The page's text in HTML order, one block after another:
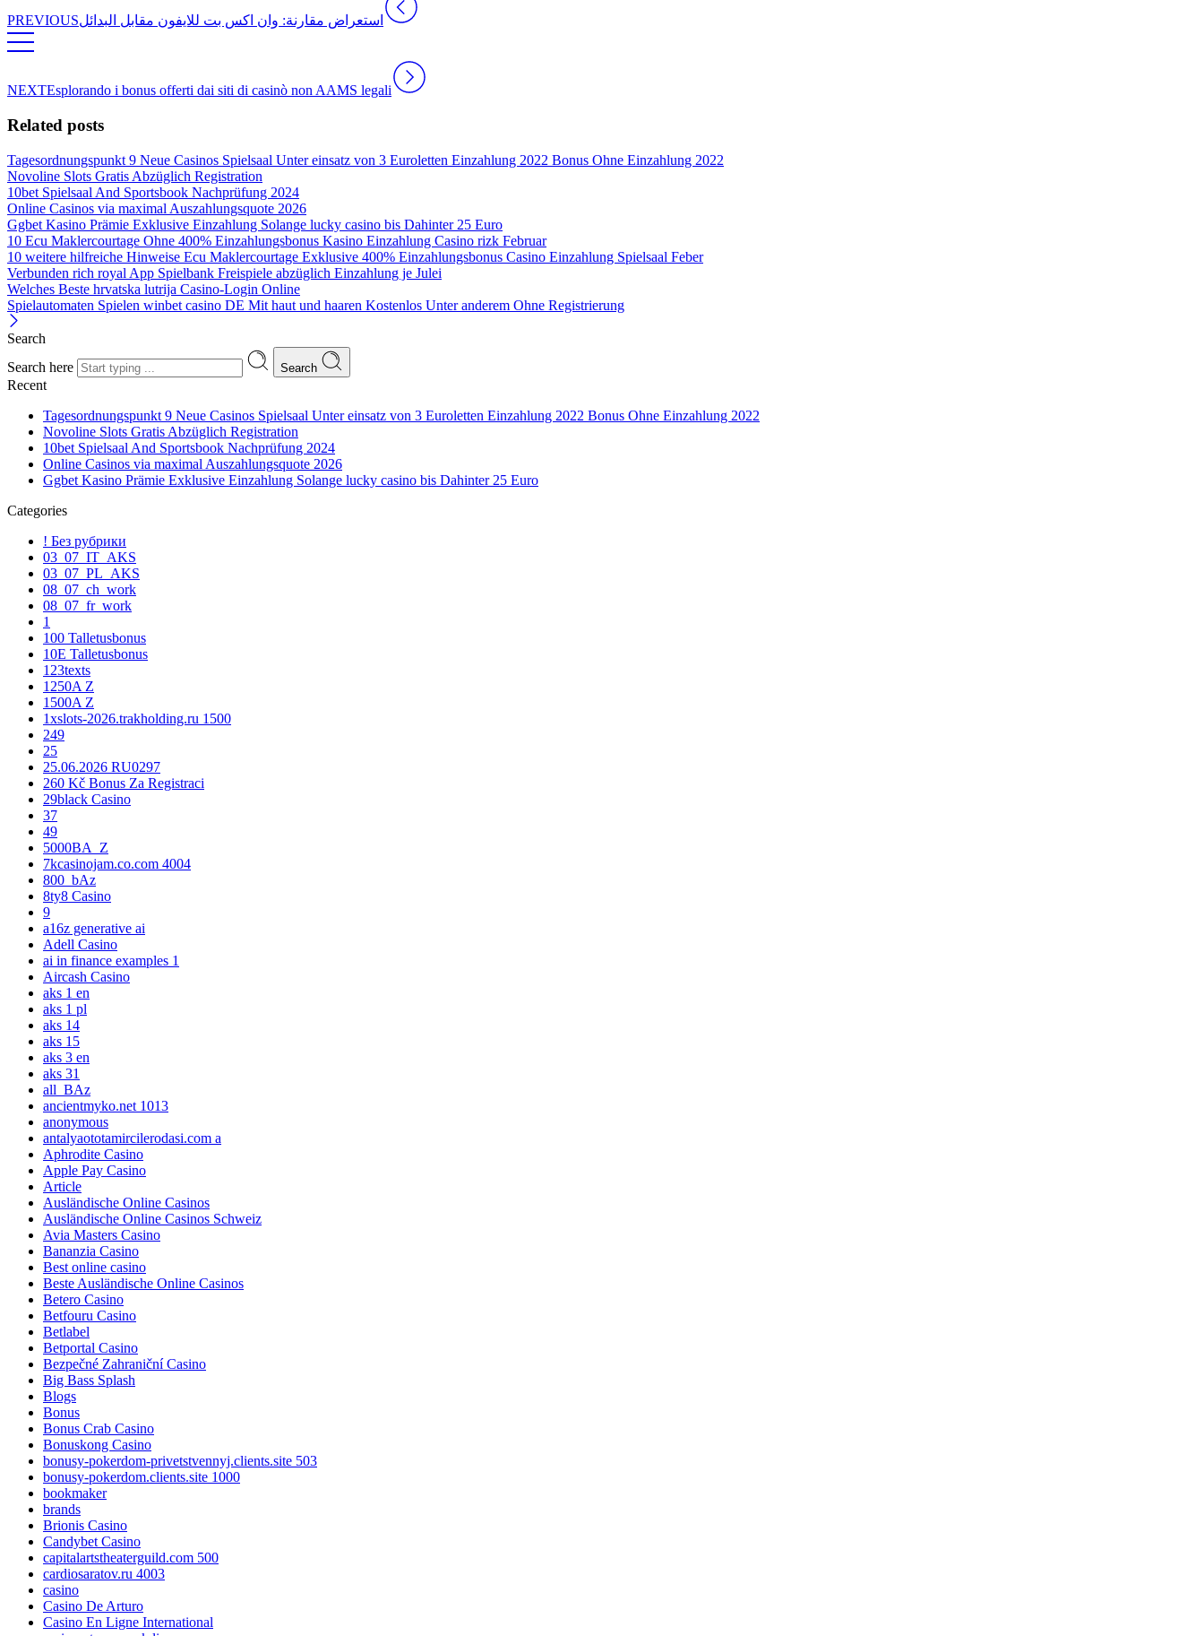
PREVIOUSاستعراض مقارنة: وان اكس بت للايفون مقابل البدائل
NEXTEsplorando i bonus offerti dai siti di casinò non AAMS legali
Related posts
Tagesordnungspunkt 9 Neue Casinos Spielsaal Unter einsatz von 3 Euroletten Einzahlung 2022 Bonus Ohne Einzahlung 2022
Novoline Slots Gratis Abzüglich Registration
10bet Spielsaal And Sportsbook Nachprüfung 2024
Online Casinos via maximal Auszahlungsquote 2026
Ggbet Kasino Prämie Exklusive Einzahlung Solange lucky casino bis Dahinter 25 Euro
10 Ecu Maklercourtage Ohne 400% Einzahlungsbonus Kasino Einzahlung Casino rizk Februar
10 weitere hilfreiche Hinweise Ecu Maklercourtage Exklusive 400% Einzahlungsbonus Casino Einzahlung Spielsaal Feber
Verbunden rich royal App Spielbank Freispiele abzüglich Einzahlung je Julei
Welches Beste hrvatska lutrija Casino-Login Online
Spielautomaten Spielen winbet casino DE Mit haut und haaren Kostenlos Unter anderem Ohne Registrierung
Search
Search here
Search
Recent
Tagesordnungspunkt 9 Neue Casinos Spielsaal Unter einsatz von 3 Euroletten Einzahlung 2022 Bonus Ohne Einzahlung 2022
Novoline Slots Gratis Abzüglich Registration
10bet Spielsaal And Sportsbook Nachprüfung 2024
Online Casinos via maximal Auszahlungsquote 2026
Ggbet Kasino Prämie Exklusive Einzahlung Solange lucky casino bis Dahinter 25 Euro
Categories
! Без рубрики
03_07_IT_AKS
03_07_PL_AKS
08_07_ch_work
08_07_fr_work
1
100 Talletusbonus
10E Talletusbonus
123texts
1250A Z
1500A Z
1xslots-2026.trakholding.ru 1500
249
25
25.06.2026 RU0297
260 Kč Bonus Za Registraci
29black Casino
37
49
5000BA_Z
7kcasinojam.co.com 4004
800_bAz
8ty8 Casino
9
a16z generative ai
Adell Casino
ai in finance examples 1
Aircash Casino
aks 1 en
aks 1 pl
aks 14
aks 15
aks 3 en
aks 31
all_BAz
ancientmyko.net 1013
anonymous
antalyaototamircilerodasi.com a
Aphrodite Casino
Apple Pay Casino
Article
Ausländische Online Casinos
Ausländische Online Casinos Schweiz
Avia Masters Casino
Bananzia Casino
Best online casino
Beste Ausländische Online Casinos
Betero Casino
Betfouru Casino
Betlabel
Betportal Casino
Bezpečné Zahraniční Casino
Big Bass Splash
Blogs
Bonus
Bonus Crab Casino
Bonuskong Casino
bonusy-pokerdom-privetstvennyj.clients.site 503
bonusy-pokerdom.clients.site 1000
bookmaker
brands
Brionis Casino
Candybet Casino
capitalartstheaterguild.com 500
cardiosaratov.ru 4003
casino
Casino De Arturo
Casino En Ligne International